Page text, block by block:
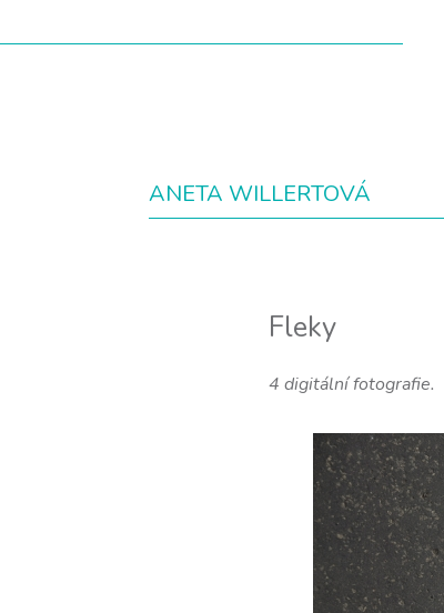
ANETA WILLERTOVÁ
Fleky
4 digitální fotografie.